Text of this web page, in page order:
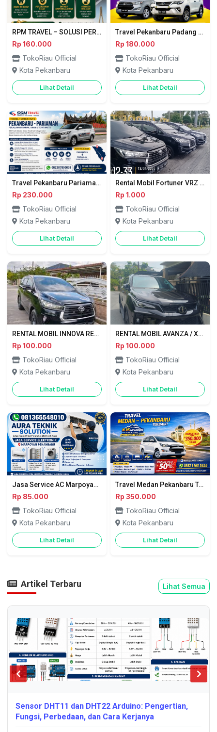
RPM TRAVEL – SOLUSI PERJALANAN PEKANBARU ⇄ DUMAI
Rp 160.000
TokoRiau Official
Kota Pekanbaru
Lihat Detail
Travel Pekanbaru Padang Panjang - Renata Trans
Rp 180.000
TokoRiau Official
Kota Pekanbaru
Lihat Detail
Travel Pekanbaru Pariaman Sahabat Sarana Travel
Rp 230.000
TokoRiau Official
Kota Pekanbaru
Lihat Detail
Rental Mobil Fortuner VRZ 25 Jam Pekanbaru – Riau Indah Lestari Abadi
Rp 1.000
TokoRiau Official
Kota Pekanbaru
Lihat Detail
RENTAL MOBIL INNOVA REBORN 25 JAM PEKANBARU - RIAU INDAH LESTARI ABADI
Rp 100.000
TokoRiau Official
Kota Pekanbaru
Lihat Detail
RENTAL MOBIL AVANZA / XENIA NEW FWD 25 JAMPEKANBARU - RIAU INDAH LESTARI ABADI
Rp 100.000
TokoRiau Official
Kota Pekanbaru
Lihat Detail
Jasa Service AC Marpoyan Pekanbaru Terpercaya – Aura Teknik Solution
Rp 85.000
TokoRiau Official
Kota Pekanbaru
Lihat Detail
Travel Medan Pekanbaru Terbaik - KJS Newborn Tour & Travel
Rp 350.000
TokoRiau Official
Kota Pekanbaru
Lihat Detail
Artikel Terbaru Lihat Semua
Sensor DHT11 dan DHT22 Arduino: Pengertian,
Fungsi, Perbedaan, dan Cara Kerjanya